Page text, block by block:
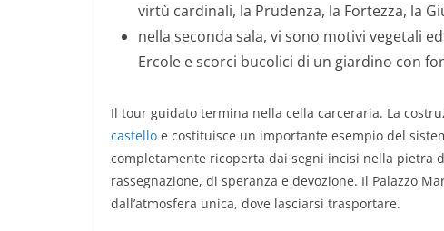
virtù cardinali, la Prudenza, la Fortezza, la
nella seconda sala, vi sono motivi vegetali
Ercole e scorci bucolici di un giardino con
Il tour guidato termina nella cella carceraria. La
castello e costituisce un importante esempio del
completamente ricoperta dai segni incisi nella pietra
rassegnazione, di speranza e devozione. Il Palazzo
dall’atmosfera unica, dove lasciarsi trasportare.